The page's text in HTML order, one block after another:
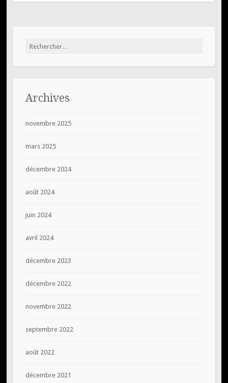
Rechercher :
Archives
novembre 2025
mars 2025
décembre 2024
août 2024
juin 2024
avril 2024
décembre 2023
décembre 2022
novembre 2022
septembre 2022
août 2022
décembre 2021